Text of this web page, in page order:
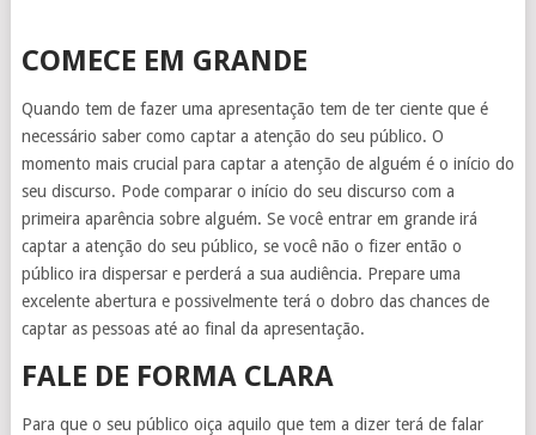
COMECE EM GRANDE
Quando tem de fazer uma apresentação tem de ter ciente que é
necessário saber como captar a atenção do seu público. O
momento mais crucial para captar a atenção de alguém é o início do
seu discurso. Pode comparar o início do seu discurso com a
primeira aparência sobre alguém. Se você entrar em grande irá
captar a atenção do seu público, se você não o fizer então o
público ira dispersar e perderá a sua audiência. Prepare uma
excelente abertura e possivelmente terá o dobro das chances de
captar as pessoas até ao final da apresentação.
FALE DE FORMA CLARA
Para que o seu público oiça aquilo que tem a dizer terá de falar